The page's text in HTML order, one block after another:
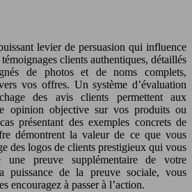
levier de persuasion qui influence
clients authentiques, détaillés
de photos et de noms complets,
vos offres. Un système d’évaluation
des avis clients permettent aux
opinion objective sur vos produits ou
présentant des exemples concrets de
démontrent la valeur de ce que vous
des logos de clients prestigieux qui vous
une preuve supplémentaire de votre
puissance de la preuve sociale, vous
encouragez à passer à l’action.